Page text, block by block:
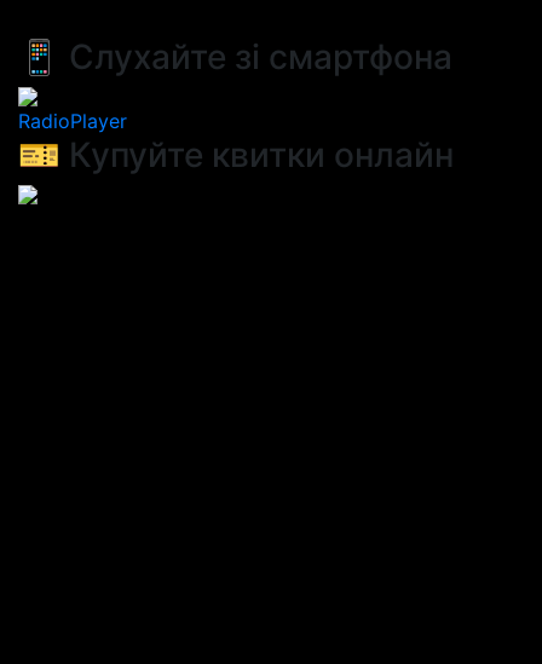
📱 Слухайте зі смартфона
RadioPlayer
🎫 Купуйте квитки онлайн